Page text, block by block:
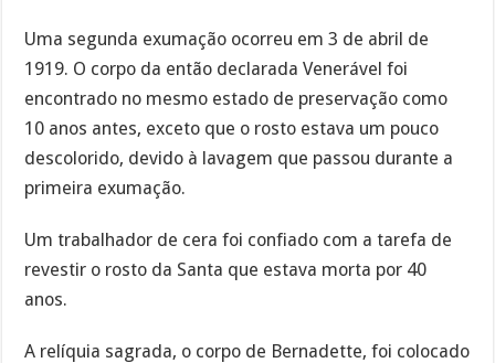
Uma segunda exumação ocorreu em 3 de abril de
1919. O corpo da então declarada Venerável foi
encontrado no mesmo estado de preservação como
10 anos antes, exceto que o rosto estava um pouco
descolorido, devido à lavagem que passou durante a
primeira exumação.
Um trabalhador de cera foi confiado com a tarefa de
revestir o rosto da Santa que estava morta por 40
anos.
A relíquia sagrada, o corpo de Bernadette, foi colocado